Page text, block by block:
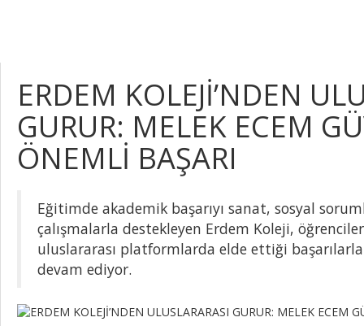
ERDEM KOLEJİ’NDEN
GURUR: MELEK ECEM
ÖNEMLİ BAŞARI
Eğitimde akademik başarıyı sanat, sosyal
çalışmalarla destekleyen Erdem Koleji,
uluslararası platformlarda elde ettiği
devam ediyor.